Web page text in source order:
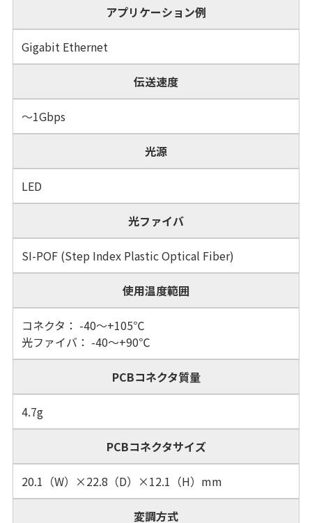
アプリケーション例
Gigabit Ethernet
伝送速度
～1Gbps
光源
LED
光ファイバ
SI-POF (Step Index Plastic Optical Fiber)
使用温度範囲
コネクタ： -40～+105℃
光ファイバ： -40～+90℃
PCBコネクタ質量
4.7g
PCBコネクタサイズ
20.1（W）×22.8（D）×12.1（H）mm
変調方式